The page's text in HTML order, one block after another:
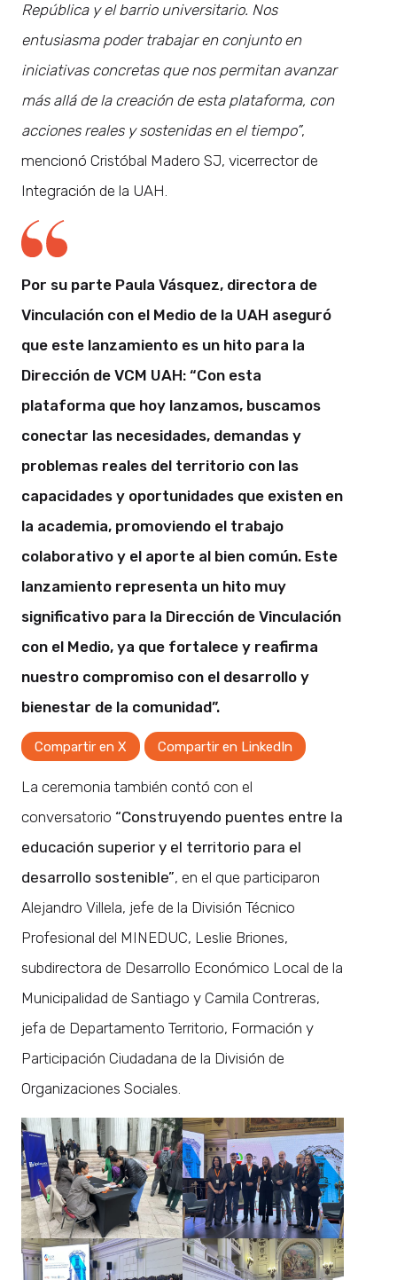
República y el barrio universitario. Nos
entusiasma poder trabajar en conjunto en
iniciativas concretas que nos permitan avanzar
más allá de la creación de esta plataforma, con
acciones reales y sostenidas en el tiempo”,
mencionó Cristóbal Madero SJ, vicerrector de
Integración de la UAH.
Por su parte Paula Vásquez, directora de
Vinculación con el Medio de la UAH aseguró
que este lanzamiento es un hito para la
Dirección de VCM UAH: “Con esta
plataforma que hoy lanzamos, buscamos
conectar las necesidades, demandas y
problemas reales del territorio con las
capacidades y oportunidades que existen en
la academia, promoviendo el trabajo
colaborativo y el aporte al bien común. Este
lanzamiento representa un hito muy
significativo para la Dirección de Vinculación
con el Medio, ya que fortalece y reafirma
nuestro compromiso con el desarrollo y
bienestar de la comunidad”.
Compartir en X Compartir en LinkedIn
La ceremonia también contó con el
conversatorio “Construyendo puentes entre la
educación superior y el territorio para el
desarrollo sostenible”, en el que participaron
Alejandro Villela, jefe de la División Técnico
Profesional del MINEDUC, Leslie Briones,
subdirectora de Desarrollo Económico Local de la
Municipalidad de Santiago y Camila Contreras,
jefa de Departamento Territorio, Formación y
Participación Ciudadana de la División de
Organizaciones Sociales.